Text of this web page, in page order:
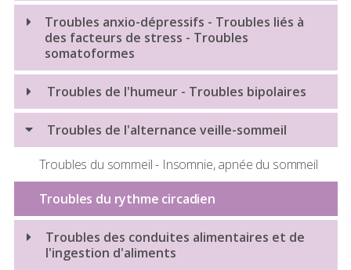
Spectre de la schizophrénie
Troubles psychotiques
Troubles anxio-dépressifs - Troubles liés à
des facteurs de stress - Troubles
somatoformes
Anxiété - Phobies
Dépression
État de stress post-traumatique (ESPT)
Troubles obsessionnels compulsifs (TOC)
Troubles de l'humeur - Troubles bipolaires
Troubles bipolaires
Troubles psychosomatiques
Troubles de l'alternance veille-sommeil
Troubles du sommeil - Insomnie, apnée du sommeil
Troubles du rythme circadien
Troubles des conduites alimentaires et de
l'ingestion d'aliments